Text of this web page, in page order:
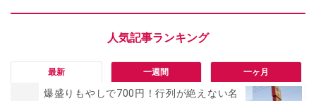
最新 一週間 一ヶ月
爆盛りもやしで700円！行列が絶えない名